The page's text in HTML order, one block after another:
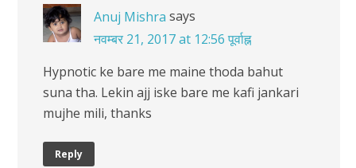
Anuj Mishra says
नवम्बर 21, 2017 at 12:56 पूर्वाह्न
Hypnotic ke bare me maine thoda bahut
suna tha. Lekin ajj iske bare me kafi jankari
mujhe mili, thanks
Reply